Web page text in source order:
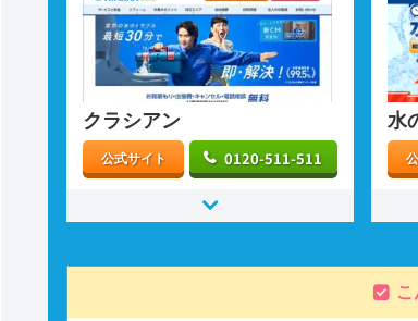
クラシアン
公式サイト 0120-511-511
水